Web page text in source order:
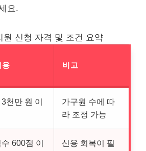
요.
원 신청 자격 및 조건 요약
용 비고
천만 원 이
가구원 수에 따
라 조정 가능
600점 이
신용 회복이 필